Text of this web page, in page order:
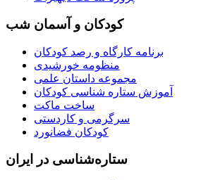
کودکان و آسمان شب
برنامه‌ کارگاه و رصد کودکان
منظومه خورشیدی
مجموعه داستان علمی
آموزش ستاره شناسی کودکان
ساخت ماکت
سرگرمی و کاردستی
کودکان فضانورد
ستاره‌شناسی در ایران